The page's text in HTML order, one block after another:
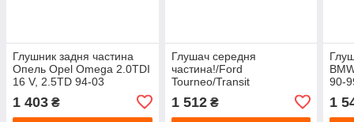
Глушник задня частина
Опель Opel Omega 2.0TDI
16 V, 2.5TD 94-03
1 403 ₴
Глушач середня
частина!/Ford
Tourneo/Transit
1 512₴
90-
1